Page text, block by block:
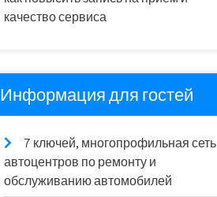
качество сервиса
Информация для гостей
7 ключей, многопрофильная сеть
автоцентров по ремонту и
обслуживанию автомобилей